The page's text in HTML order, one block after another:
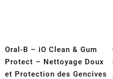
Oral-B – iO Clean & Gum
Protect – Nettoyage Doux
et Protection des Gencives